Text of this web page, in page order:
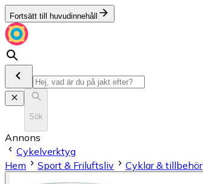
Fortsätt till huvudinnehåll
Sök
Annons
Cykelverktyg
Hem
Sport & Friluftsliv Cyklar & tillbehör